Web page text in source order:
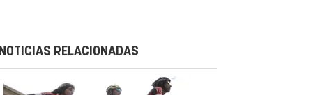
NOTICIAS RELACIONADAS